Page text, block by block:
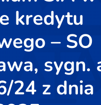
kredytu
– SO
sygn.
24 z dnia